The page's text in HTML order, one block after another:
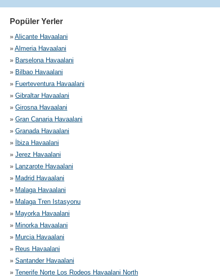
Popüler Yerler
» Alicante Havaalani
» Almeria Havaalani
» Barselona Havaalani
» Bilbao Havaalani
» Fuerteventura Havaalani
» Gibraltar Havaalani
» Girosna Havaalani
» Gran Canaria Havaalani
» Granada Havaalani
»
İbiza Havaalani
» Jerez Havaalani
» Lanzarote Havaalani
» Madrid Havaalani
» Malaga Havaalani
» Malaga Tren Istasyonu
» Mayorka Havaalani
» Minorka Havaalani
» Murcia Havaalani
» Reus Havaalani
» Santander Havaalani
» Tenerife Norte Los Rodeos Havaalani North